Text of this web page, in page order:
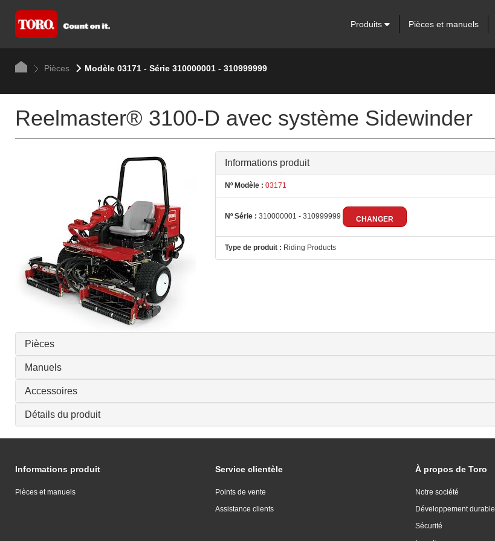
Produits Pièces et manuels
Pièces Modèle 03171 - Série 310000001 - 310999999
Reelmaster® 3100-D avec système Sidewinder
Informations produit
Nº Modèle : 03171
Nº Série : 310000001 - 310999999 CHANGER
Type de produit : Riding Products
Pièces
Manuels
Accessoires
Détails du produit
Informations produit
Pièces et manuels
Service clientèle
Points de vente
Assistance clients
À propos de Toro
Notre société
Développement durable
Sécurité